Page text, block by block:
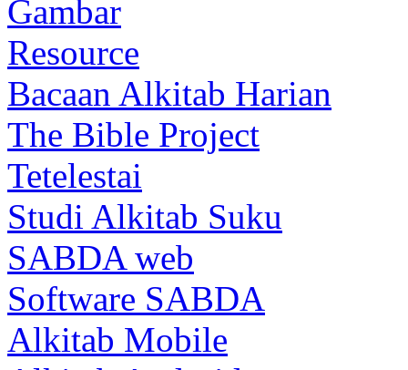
Gambar
Resource
Bacaan Alkitab Harian
The Bible Project
Tetelestai
Studi Alkitab Suku
SABDA web
Software SABDA
Alkitab Mobile